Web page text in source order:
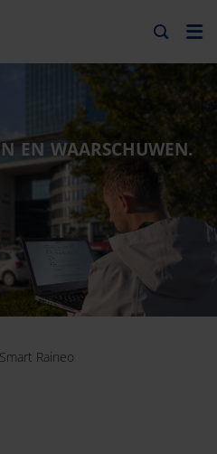
EN WAARSCHUWEN.
Smart Raineo